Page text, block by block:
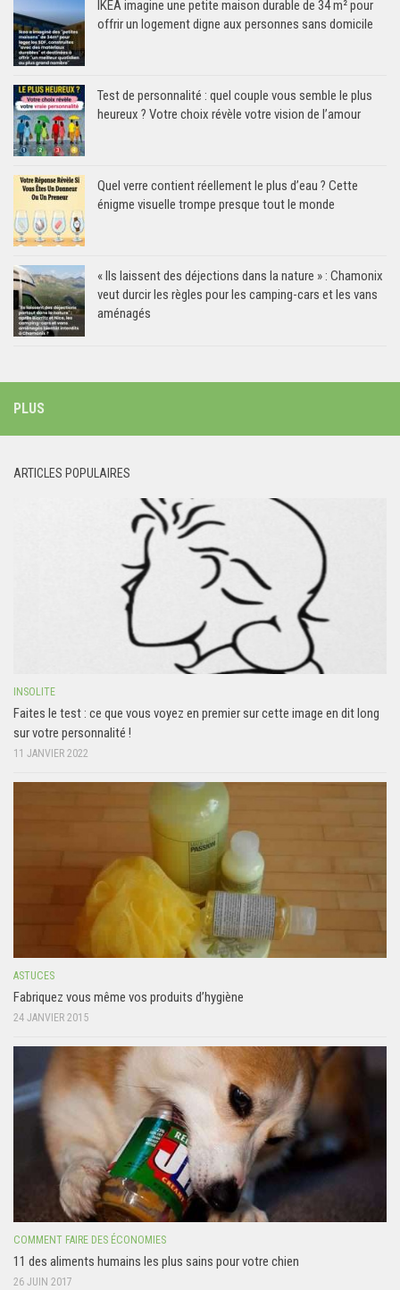
IKEA imagine une petite maison durable de 34 m² pour
offrir un logement digne aux personnes sans domicile
Test de personnalité : quel couple vous semble le plus
heureux ? Votre choix révèle votre vision de l’amour
Quel verre contient réellement le plus d’eau ? Cette
énigme visuelle trompe presque tout le monde
« Ils laissent des déjections dans la nature » : Chamonix
veut durcir les règles pour les camping-cars et les vans
aménagés
PLUS
ARTICLES POPULAIRES
INSOLITE
Faites le test : ce que vous voyez en premier sur cette image en dit long
sur votre personnalité !
11 JANVIER 2022
ASTUCES
Fabriquez vous même vos produits d’hygiène
24 JANVIER 2015
COMMENT FAIRE DES ÉCONOMIES
11 des aliments humains les plus sains pour votre chien
26 JUIN 2017